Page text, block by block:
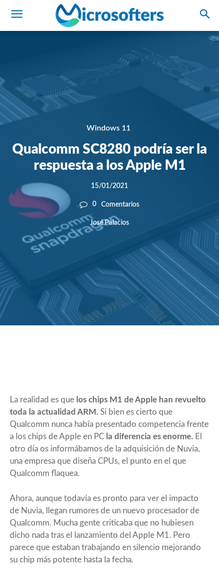
Windows 11
Qualcomm SC8280 podría ser la
respuesta a los Apple M1
15/01/2021
0 Comentarios
José Palacios
La realidad es que los chips M1 de Apple han revuelto
toda la actualidad ARM . Si bien es cierto que
Qualcomm nunca había presentado competencia frente
a los chips de Apple en PC la diferencia es enorme. El
otro día os informábamos de la adquisición de Nuvia,
una empresa que diseña CPUs, el punto en el que
Qualcomm flaquea.
Ahora, aunque todavía es pronto para ver el impacto
de Nuvia, llegan rumores de un nuevo procesador de
Qualcomm. Mucha gente criticaba que no hubiesen
dicho nada tras el lanzamiento del Apple M1. Pero
parece que estaban trabajando en silencio mejorando
su chip más potente hasta la fecha.